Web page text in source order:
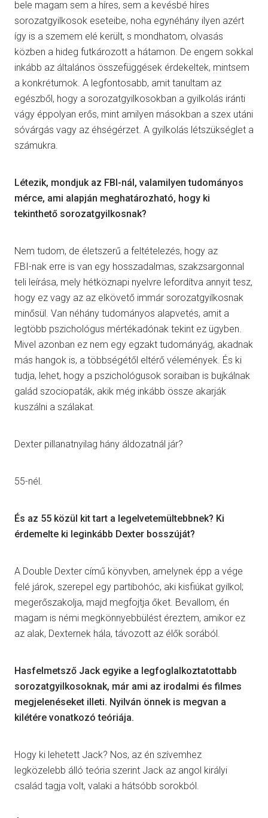
bele magam sem a híres, sem a kevésbé híres
sorozatgyilkosok eseteibe, noha egynéhány ilyen azért
így is a szemem elé került, s mondhatom, olvasás
közben a hideg futkározott a hátamon. De engem sokkal
inkább az általános összefüggések érdekeltek, mintsem
a konkrétumok. A legfontosabb, amit tanultam az
egészből, hogy a sorozatgyilkosokban a gyilkolás iránti
vágy éppolyan erős, mint amilyen másokban a szex utáni
sóvárgás vagy az éhségérzet. A gyilkolás létszükséglet a
számukra.
Létezik, mondjuk az FBI-nál, valamilyen tudományos
mérce, ami alapján meghatározható, hogy ki
tekinthető sorozatgyilkosnak?
Nem tudom, de életszerű a feltételezés, hogy az
FBI-nak erre is van egy hosszadalmas, szakzsargonnal
teli leírása, mely hétköznapi nyelvre lefordítva annyit tesz,
hogy ez vagy az az elkövető immár sorozatgyilkosnak
minősül. Van néhány tudományos alapvetés, amit a
legtöbb pszichológus mértékadónak tekint ez ügyben.
Mivel azonban ez nem egy egzakt tudományág, akadnak
más hangok is, a többségétől eltérő vélemények. És ki
tudja, lehet, hogy a pszichológusok soraiban is bujkálnak
galád szociopaták, akik még inkább össze akarják
kuszálni a szálakat.
Dexter pillanatnyilag hány áldozatnál jár?
55-nél.
És az 55 közül kit tart a legelvetemültebbnek? Ki
érdemelte ki leginkább Dexter bosszúját?
A Double Dexter című könyvben, amelynek épp a vége
felé járok, szerepel egy partibohóc, aki kisfiúkat gyilkol;
megerőszakolja, majd megfojtja őket. Bevallom, én
magam is némi megkönnyebbülést éreztem, amikor ez
az alak, Dexternek hála, távozott az élők sorából.
Hasfelmetsző Jack egyike a legfoglalkoztatottabb
sorozatgyilkosoknak, már ami az irodalmi és filmes
megjelenéseket illeti. Nyilván önnek is megvan a
kilétére vonatkozó teóriája.
Hogy ki lehetett Jack? Nos, az én szívemhez
legközelebb álló teória szerint Jack az angol királyi
család tagja volt, valaki a hátsóbb sorokból.